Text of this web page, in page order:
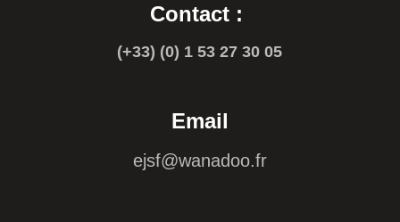
Contact :
(+33) (0) 1 53 27 30 05
Email
ejsf@wanadoo.fr